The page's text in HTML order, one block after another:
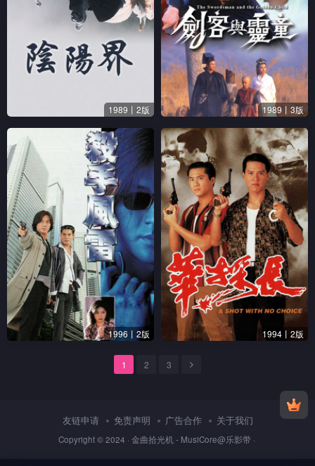
1989丨2版 1989丨3版
1996丨2版 1994丨2版
1 2 3
友链申请 免责声明 广告合作 关于我们
Copyright © 2024 · 金曲拾光机 - MusiCore@乐影带 ·